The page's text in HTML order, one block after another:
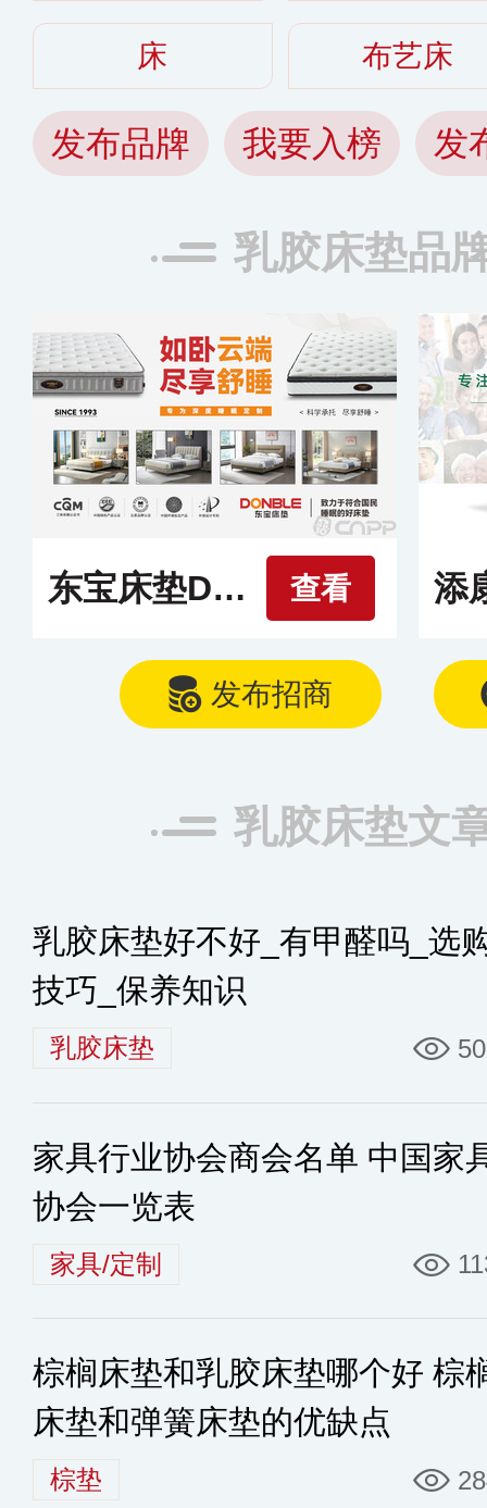
床 布艺床
发布品牌 我要入榜 发
乳胶床垫品
东宝床垫DONBLE 查看
发布招商
乳胶床垫文
乳胶床垫好不好_有甲醛吗_选
技巧_保养知识
乳胶床垫
家具行业协会商会名单 中国家
协会一览表
家具/定制
棕榈床垫和乳胶床垫哪个好 棕
床垫和弹簧床垫的优缺点
棕垫